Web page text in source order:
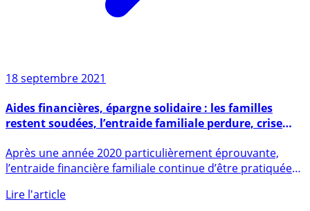
18 septembre 2021
restent soudées, l’entraide familiale perdure, crise
sanitaire ou pas
l’entraide financière familiale continue d’être pratiquée